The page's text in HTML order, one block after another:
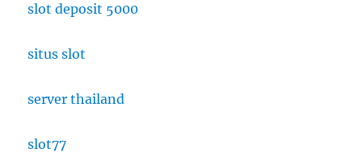
slot deposit 5000
situs slot
server thailand
slot77